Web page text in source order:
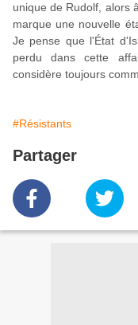
unique de Rudolf, alors
marque une nouvelle
Je pense que l'État
perdu dans cette
considère toujours
#Résistants
Partager